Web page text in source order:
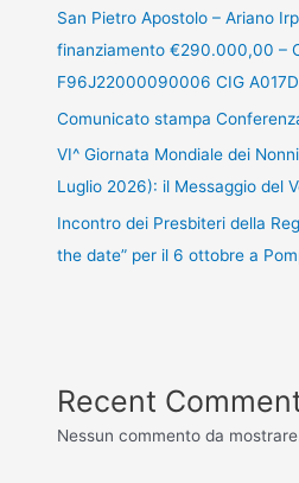
San Pietro Apostolo – Ariano
finanziamento €290.000,00 –
F96J22000090006 CIG
Comunicato stampa
VI^ Giornata Mondiale dei
Luglio 2026): il Messaggio del
Incontro dei Presbiteri della
the date” per il 6 ottobre a
Recent
Nessun commento da